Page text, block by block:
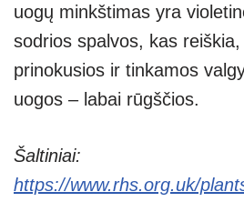
uogų minkštimas yra
sodrios spalvos, kas
prinokusios ir tinkamos
uogos – labai rūgščios.
Šaltiniai:
https://www.rhs.org.uk/